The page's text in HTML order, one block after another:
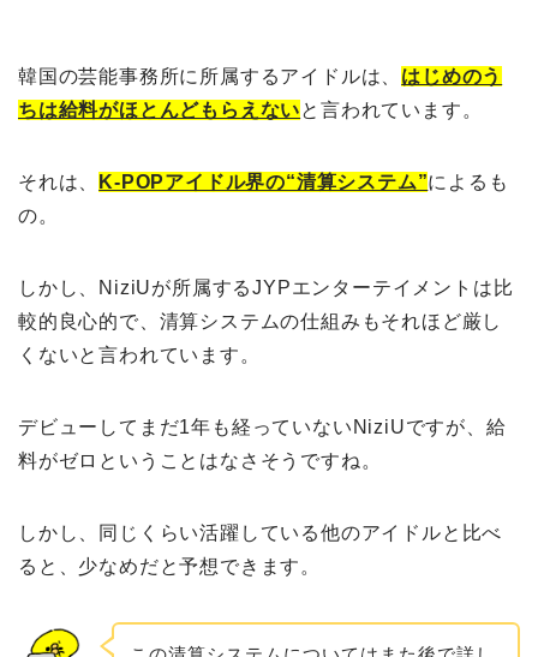
韓国の芸能事務所に所属するアイドルは、 はじめのう
ちは給料がほとんどもらえないと言われています。
それは、 K-POPアイドル界の“清算システム”によるも
の。
しかし、NiziUが所属するJYPエンターテイメントは比
較的良心的で、清算システムの仕組みもそれほど厳し
くないと言われています。
デビューしてまだ1年も経っていないNiziUですが、給
料がゼロということはなさそうですね。
しかし、同じくらい活躍している他のアイドルと比べ
ると、少なめだと予想できます。